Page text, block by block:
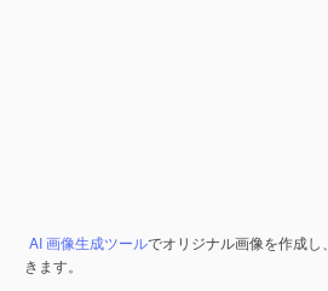
AI 画像生成ツールでオリジナル画像を作成し、
きます。